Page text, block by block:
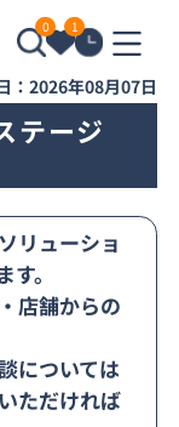
0 1
：2026年08月07日
テージ
リューショ
。
店舗からの
については
ただければ